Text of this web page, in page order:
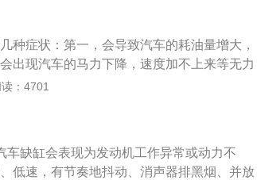
，这样子会导致油耗增大，还会损害到车辆
活塞在缸内进行直线往复运动的圆筒形金属
的壳体一般也被称为“气缸”。
种症状：第一，会导致汽车的耗油量增大，
出现汽车的马力下降，速度加不上来等无力
动，并且在行车过程中会出现噪音增大的情
致汽车的发动机的功率和转速降低，还会使
尾气的排放污染，除此之外，还会磨损汽车
。
读：4701
缺缸会表现为发动机工作异常或动力不
低速，有节奏地抖动、消声器排黑烟、并放